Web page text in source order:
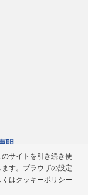
明
サイトを引き続き使
す。ブラウザの設定
はクッキーポリシー